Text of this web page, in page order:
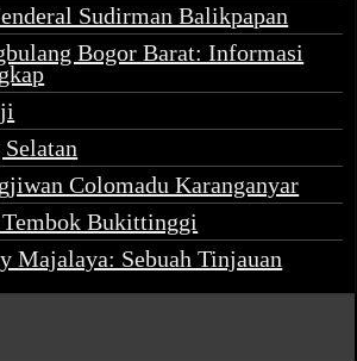
Sudirman Balikpapan
Bogor Barat: Informasi
Colomadu Karanganyar
Tembok Bukittinggi
Majalaya: Sebuah Tinjauan